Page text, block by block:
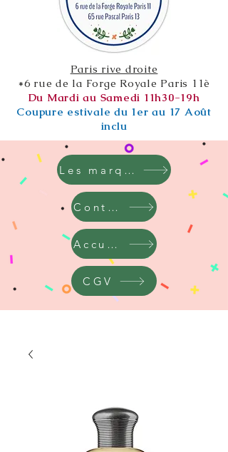
Paris rive droite
*6 rue de la Forge Royale Paris 11è
Du Mardi au Samedi 11h30-19h
Coupure estivale du 1er au 17 Août
inclu
Les marques
Contact
Accueil
CGV